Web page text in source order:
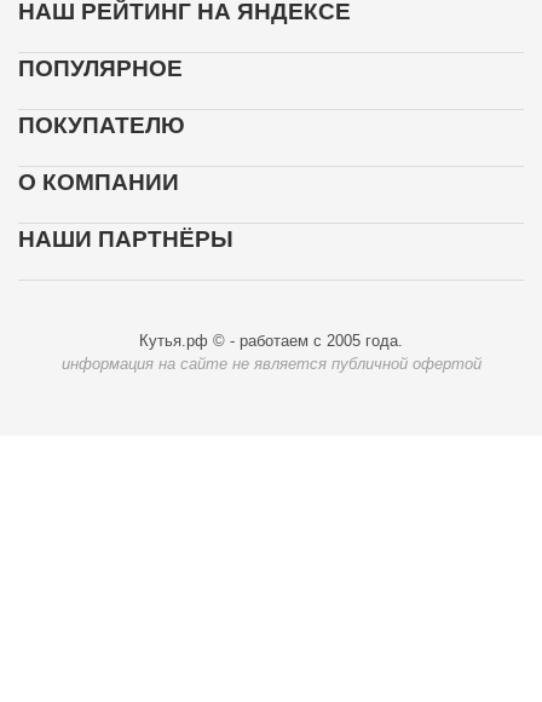
НАШ РЕЙТИНГ НА ЯНДЕКСЕ
ПОПУЛЯРНОЕ
ПОКУПАТЕЛЮ
О КОМПАНИИ
НАШИ ПАРТНЁРЫ
Кутья.рф © - работаем с 2005 года.
информация на сайте не является публичной офертой